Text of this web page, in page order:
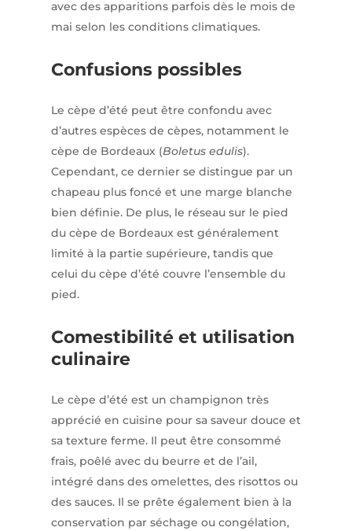
avec des apparitions parfois dès le mois de
mai selon les conditions climatiques. ​
Confusions possibles
Le cèpe d’été peut être confondu avec
d’autres espèces de cèpes, notamment le
cèpe de Bordeaux (Boletus edulis).
Cependant, ce dernier se distingue par un
chapeau plus foncé et une marge blanche
bien définie. De plus, le réseau sur le pied
du cèpe de Bordeaux est généralement
limité à la partie supérieure, tandis que
celui du cèpe d’été couvre l’ensemble du
pied.
Comestibilité et utilisation
culinaire
Le cèpe d’été est un champignon très
apprécié en cuisine pour sa saveur douce et
sa texture ferme. Il peut être consommé
frais, poêlé avec du beurre et de l’ail,
intégré dans des omelettes, des risottos ou
des sauces. Il se prête également bien à la
conservation par séchage ou congélation,